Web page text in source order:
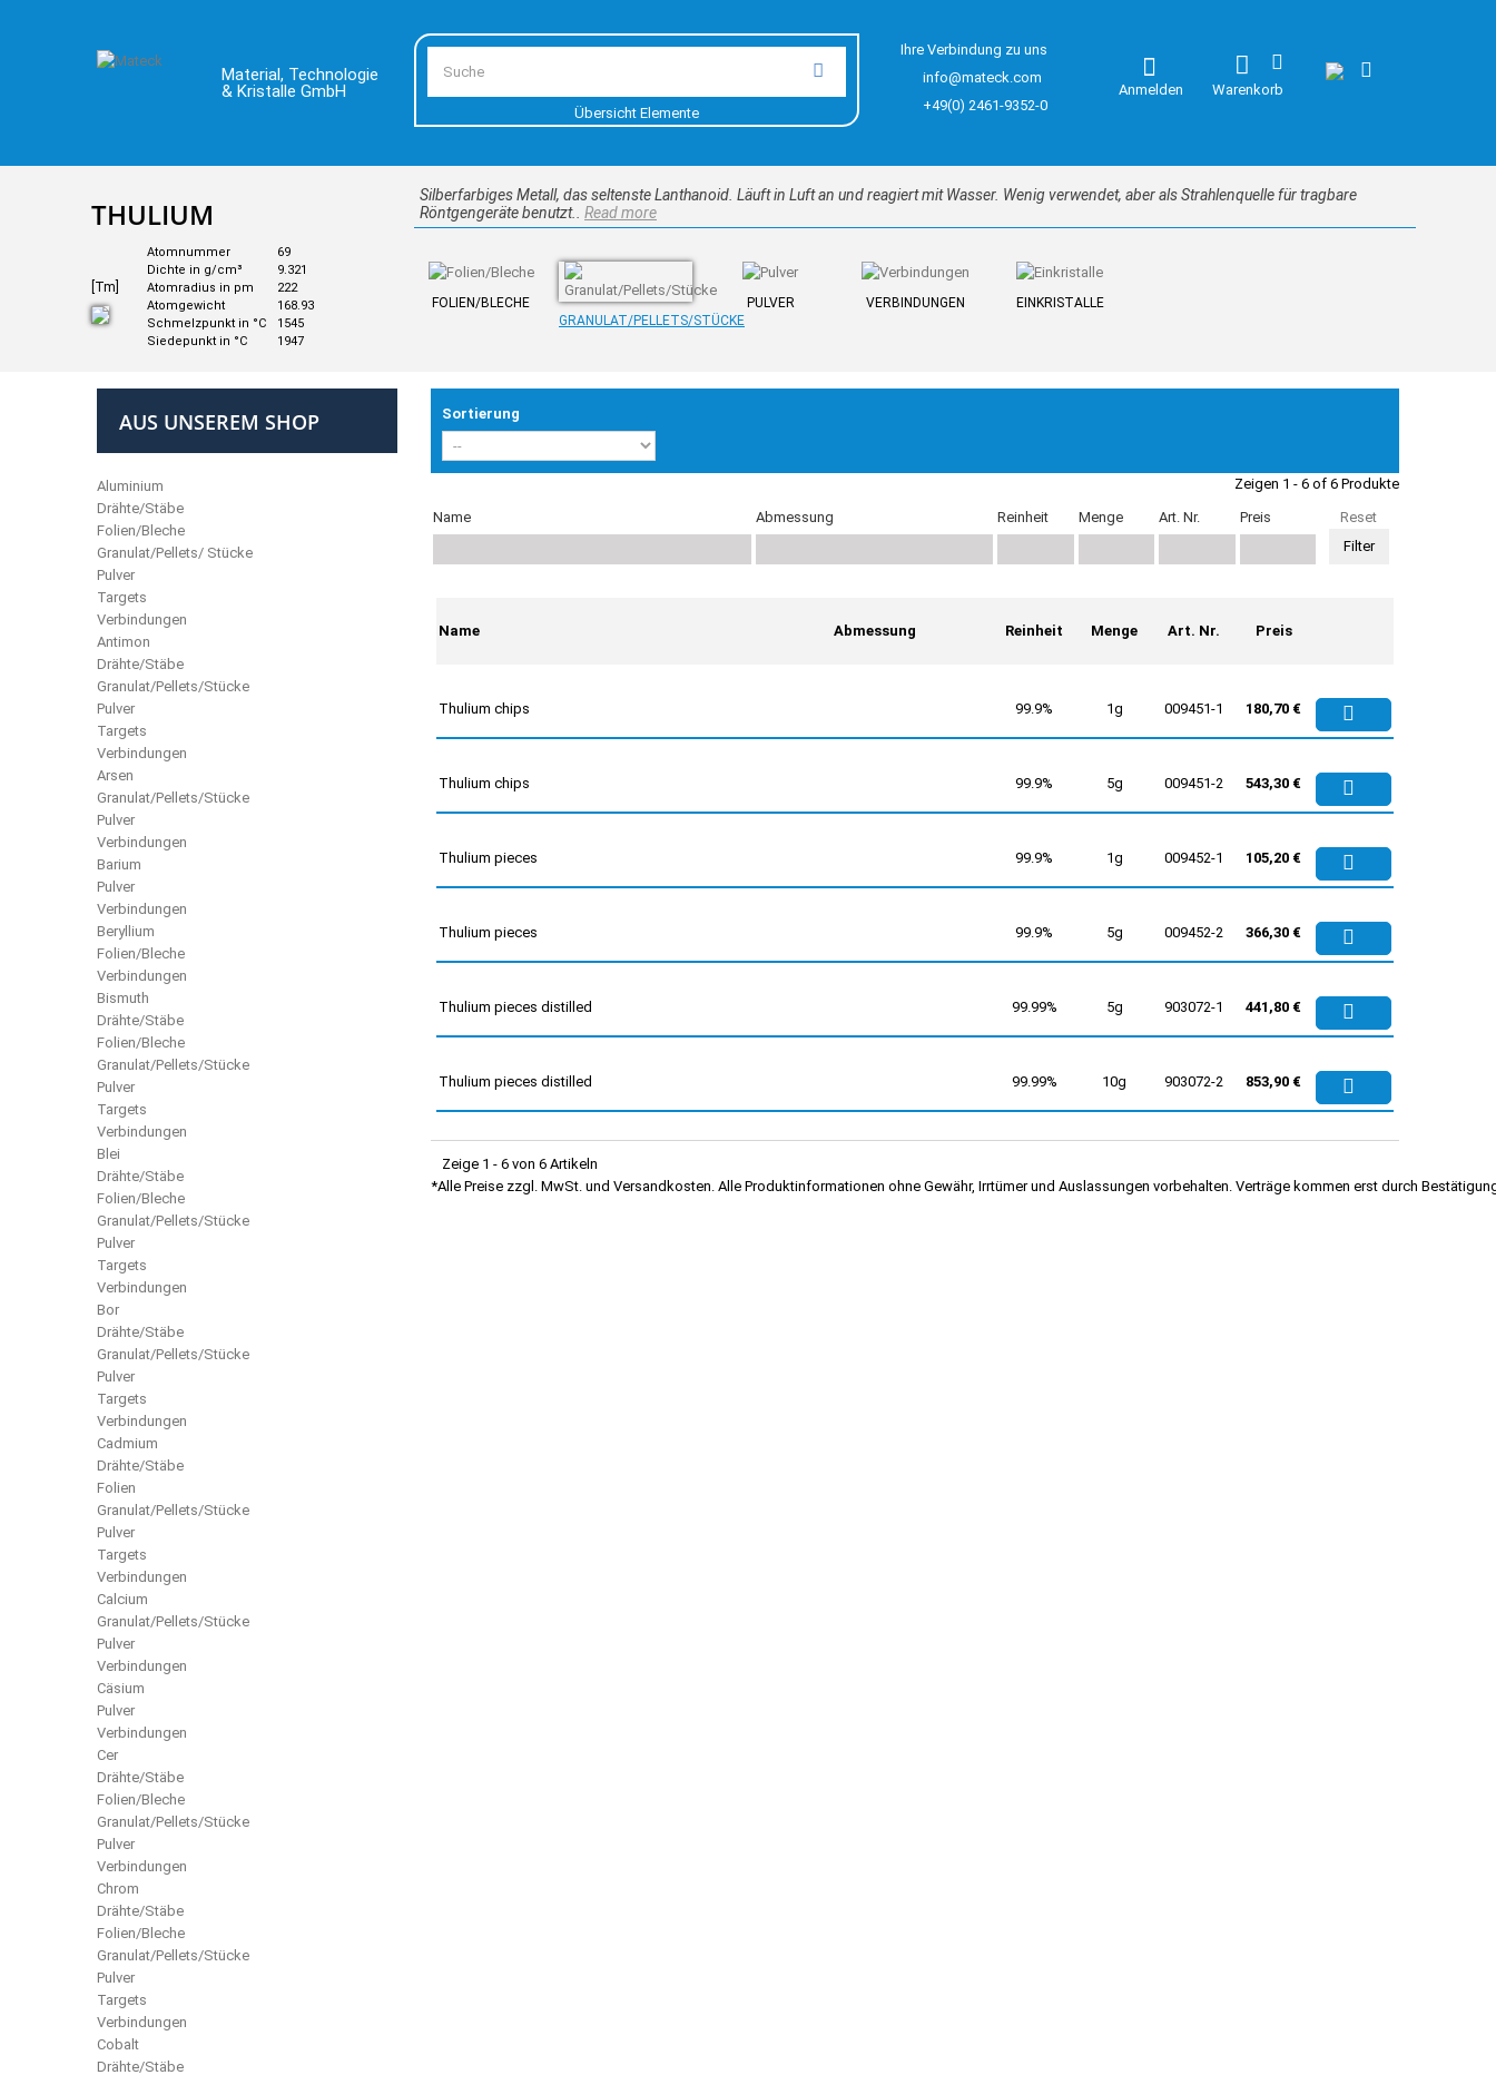
Material, Technologie
& Kristalle GmbH
Übersicht Elemente
Ihre Verbindung zu uns
info@mateck.com
+49(0) 2461-9352-0
Warenkorb
Anmelden
THULIUM
[Tm]
Atomnummer
69
Dichte in g/cm³
9.321
Atomradius in pm
222
Atomgewicht
168.93
Schmelzpunkt in °C
1545
Siedepunkt in °C
1947
Silberfarbiges Metall, das seltenste Lanthanoid. Läuft in Luft an und reagiert mit Wasser. Wenig verwendet, aber als Strahlenquelle für tragbare
Röntgengeräte benutzt.. Read more
FOLIEN/BLECHE
GRANULAT/PELLETS/STÜCKE
PULVER VERBINDUNGEN EINKRISTALLE
AUS UNSEREM SHOP
Aluminium
Drähte/Stäbe
Folien/Bleche
Granulat/Pellets/ Stücke
Pulver
Targets
Verbindungen
Antimon
Drähte/Stäbe
Granulat/Pellets/Stücke
Pulver
Targets
Verbindungen
Arsen
Granulat/Pellets/Stücke
Pulver
Verbindungen
Barium
Pulver
Verbindungen
Beryllium
Folien/Bleche
Verbindungen
Bismuth
Drähte/Stäbe
Folien/Bleche
Granulat/Pellets/Stücke
Pulver
Targets
Verbindungen
Blei
Drähte/Stäbe
Folien/Bleche
Granulat/Pellets/Stücke
Pulver
Targets
Verbindungen
Bor
Drähte/Stäbe
Granulat/Pellets/Stücke
Pulver
Targets
Verbindungen
Cadmium
Drähte/Stäbe
Folien
Granulat/Pellets/Stücke
Pulver
Targets
Verbindungen
Calcium
Granulat/Pellets/Stücke
Pulver
Verbindungen
Cäsium
Pulver
Verbindungen
Cer
Drähte/Stäbe
Folien/Bleche
Granulat/Pellets/Stücke
Pulver
Verbindungen
Chrom
Drähte/Stäbe
Folien/Bleche
Granulat/Pellets/Stücke
Pulver
Targets
Verbindungen
Cobalt
Drähte/Stäbe
Sortierung
Zeigen 1 - 6 of 6 Produkte
Name
Abmessung Reinheit Menge Art. Nr. Preis Reset
Name Abmessung Reinheit Menge Art. Nr. Preis
Thulium chips 99.9% 1g 009451-1 180,70 €
Thulium chips 99.9% 5g 009451-2 543,30 €
Thulium pieces 99.9% 1g 009452-1 105,20 €
Thulium pieces 99.9% 5g 009452-2 366,30 €
Thulium pieces distilled 99.99% 5g 903072-1 441,80 €
Thulium pieces distilled 99.99% 10g 903072-2 853,90 €
Zeige 1 - 6 von 6 Artikeln
*Alle Preise zzgl. MwSt. und Versandkosten. Alle Produktinformationen ohne Gewähr, Irrtümer und Auslassungen vorbehalten. Verträge kommen erst durch